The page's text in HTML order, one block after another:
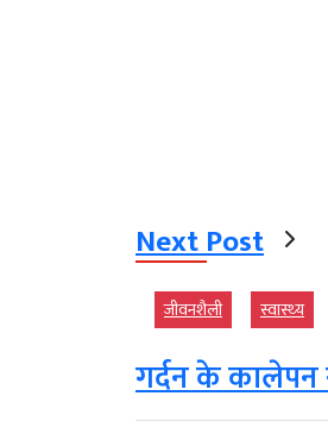
Next Post
जीवनशैली स्‍वास्‍थ्‍य
गर्दन के